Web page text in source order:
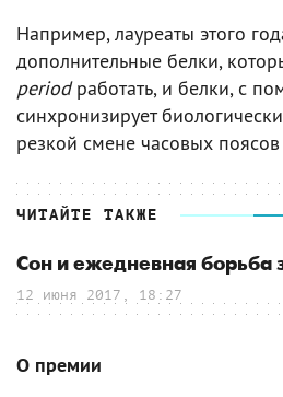
Например, лауреаты этого
дополнительные белки,
periodработать, и белки, с
синхронизирует
резкой смене часовых
ЧИТАЙТЕ ТАКЖЕ
Сон и ежедневная борьба
12 июня 2017, 18:27
О премии